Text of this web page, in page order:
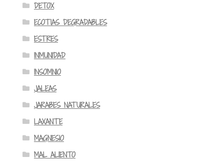
DETOX
ECOTIAS DEGRADABLES
ESTRES
INMUNIDAD
INSOMNIO
JALEAS
JARABES NATURALES
LAXANTE
MAGNESIO
MAL ALIENTO